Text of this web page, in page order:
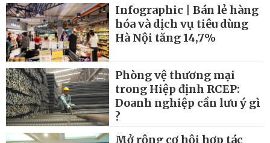
Infographic | Bán lẻ hàng
hóa và dịch vụ tiêu dùng
Hà Nội tăng 14,7%
Phòng vệ thương mại
trong Hiệp định RCEP:
Doanh nghiệp cần lưu ý gì
?
Mở rộng cơ hội hợp tác